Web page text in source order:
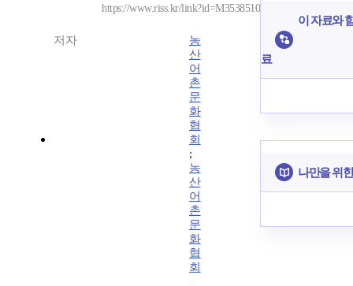
https://www.riss.kr/link?id=M3538510
저자
농
산
어
촌
문
화
협
회
;
농
산
어
촌
문
화
협
회
이 자료와
료
나만을 위